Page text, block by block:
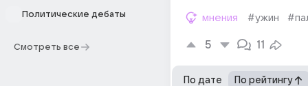
Политические дебаты
Смотреть все
мнения #ужин
5 11
По дате По рейтингу